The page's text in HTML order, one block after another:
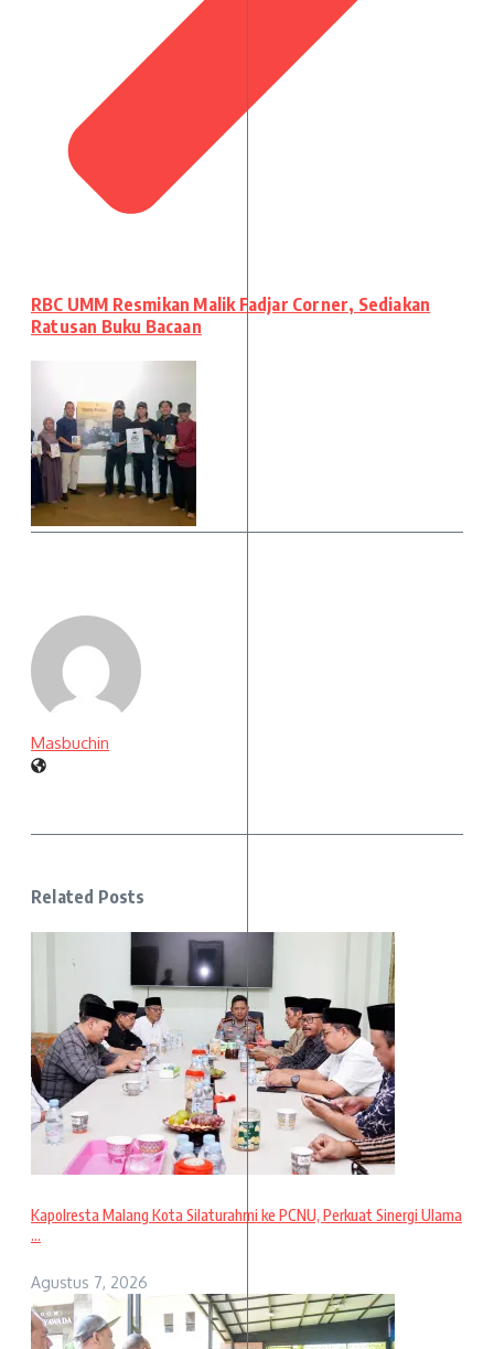
RBC UMM Resmikan Malik Fadjar Corner, Sediakan
Ratusan Buku Bacaan
Masbuchin
Related Posts
Kapolresta Malang Kota Silaturahmi ke PCNU, Perkuat Sinergi Ulama
...
Agustus 7, 2026